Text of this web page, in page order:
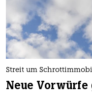
Streit um
Neue Vorwürfe